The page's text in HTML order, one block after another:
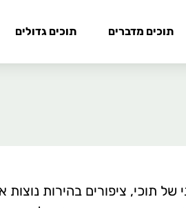
תוכים מדברים תוכים גדולים
של תוכי, ציפורים בהירות